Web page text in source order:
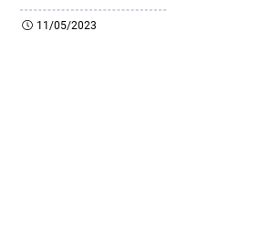
11/05/2023